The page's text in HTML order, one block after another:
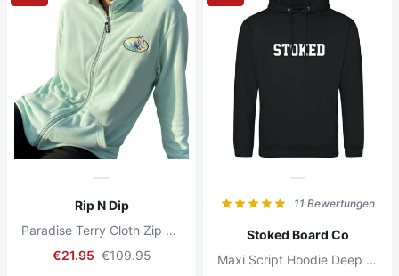
Rip N Dip
Paradise Terry Cloth Zip Up Jacket Mint
€21.95 €109.95
11 Bewertungen
Stoked Board Co
Maxi Script Hoodie Deep Black